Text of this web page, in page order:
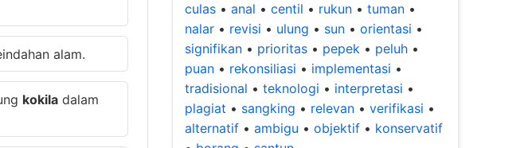
alam.
kokila dalam
culas • anal • centil • rukun • tuman •
nalar • revisi • ulung • sun • orientasi •
signifikan • prioritas • pepek • peluh •
puan • rekonsiliasi • implementasi •
tradisional • teknologi • interpretasi •
plagiat • sangking • relevan • verifikasi •
alternatif • ambigu • objektif • konservatif